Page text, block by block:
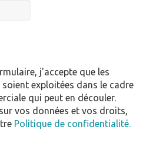
j'accepte que les
exploitées dans le cadre
qui peut en découler.
vos données et vos droits,
Politique de confidentialité.